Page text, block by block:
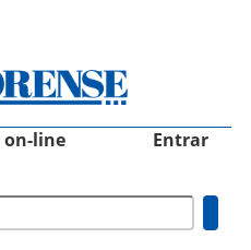
on-line Entrar